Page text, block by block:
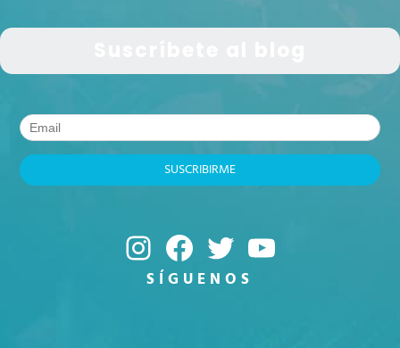
Instagram
Facebook
TwitterYouTube
SÍGUENOS